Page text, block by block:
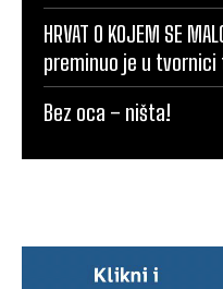
HRVAT O KOJEM SE
preminuo je u
Bez oca – ništa!